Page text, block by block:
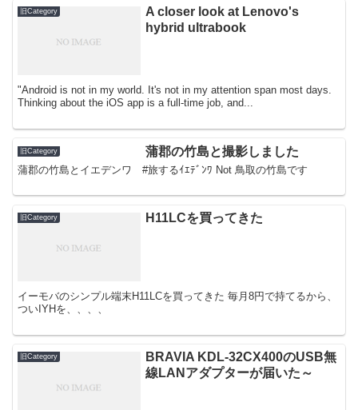
旧Category
A closer look at Lenovo's
hybrid ultrabook
"Android is not in my world. It's not in my attention span most days.
Thinking about the iOS app is a full-time job, and...
旧Category 蒲郡の竹島と撮影しました
蒲郡の竹島とイエデンワ #旅するｲｴﾃﾞﾝﾜ Not 鳥取の竹島です
旧Category H11LCを買ってきた
イーモバのシンプル端末H11LCを買ってきた 毎月8円で持てるから、
ついIYHを、、、、
旧Category
BRAVIA KDL-32CX400のUSB無
線LANアダプターが届いた～